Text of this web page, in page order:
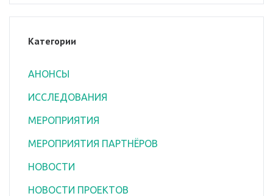
Категории
АНОНСЫ
ИССЛЕДОВАНИЯ
МЕРОПРИЯТИЯ
МЕРОПРИЯТИЯ ПАРТНЁРОВ
НОВОСТИ
НОВОСТИ ПРОЕКТОВ